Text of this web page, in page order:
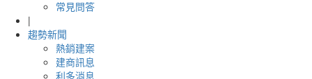
常見問答
|
趨勢新聞
熱銷建案
建商訊息
利多消息